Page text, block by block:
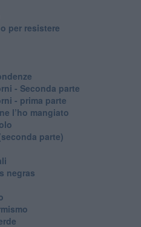
per resistere
- Seconda parte
- prima parte
l’ho mangiato
parte)
negras